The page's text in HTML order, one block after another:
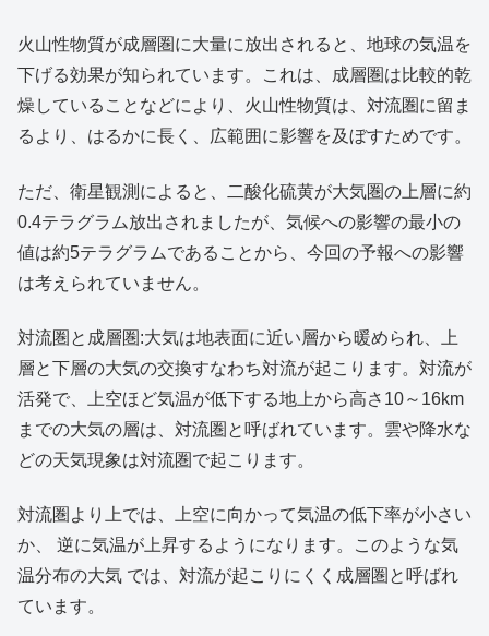
火山性物質が成層圏に大量に放出されると、地球の気温を
下げる効果が知られています。これは、成層圏は比較的乾
燥していることなどにより、火山性物質は、対流圏に留ま
るより、はるかに長く、広範囲に影響を及ぼすためです。
ただ、衛星観測によると、二酸化硫黄が大気圏の上層に約
0.4テラグラム放出されましたが、気候への影響の最小の
値は約5テラグラムであることから、今回の予報への影響
は考えられていません。
対流圏と成層圏:大気は地表面に近い層から暖められ、上
層と下層の大気の交換すなわち対流が起こります。対流が
活発で、上空ほど気温が低下する地上から高さ10～16km
までの大気の層は、対流圏と呼ばれています。雲や降水な
どの天気現象は対流圏で起こります。
対流圏より上では、上空に向かって気温の低下率が小さい
か、 逆に気温が上昇するようになります。このような気
温分布の大気 では、対流が起こりにくく成層圏と呼ばれ
ています。